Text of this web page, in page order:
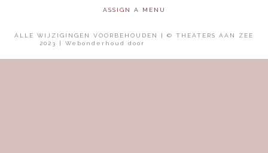
ASSIGN A MENU
ALLE WIJZIGINGEN VOORBEHOUDEN | © THEATERS AAN ZEE
2023 | Webonderhoud door